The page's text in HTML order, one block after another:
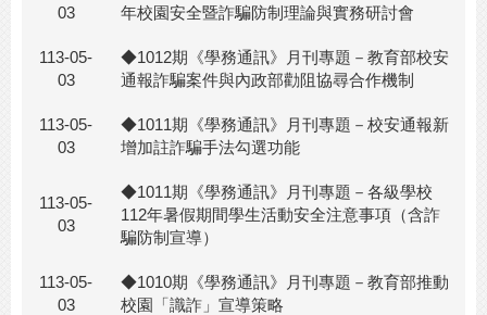
03
年校園安全暨詐騙防制理論與實務研討會
113-05-
03
◆1012期《學務通訊》月刊專題－教育部校安
通報詐騙案件與內政部勸阻協尋合作機制
113-05-
03
◆1011期《學務通訊》月刊專題－校安通報新
增加註詐騙手法勾選功能
113-05-
03
◆1011期《學務通訊》月刊專題－各級學校
112年暑假期間學生活動安全注意事項（含詐
騙防制宣導）
113-05-
03
◆1010期《學務通訊》月刊專題－教育部推動
校園「識詐」宣導策略